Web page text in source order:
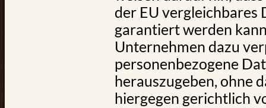
der EU vergleichbares
garantiert werden
Unternehmen dazu
personenbezogene
herauszugeben, ohne
hiergegen gerichtlich